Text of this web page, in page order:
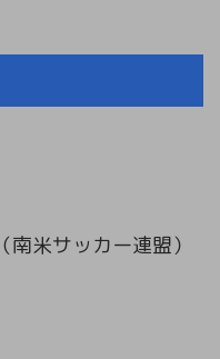
南米サッカー連盟）